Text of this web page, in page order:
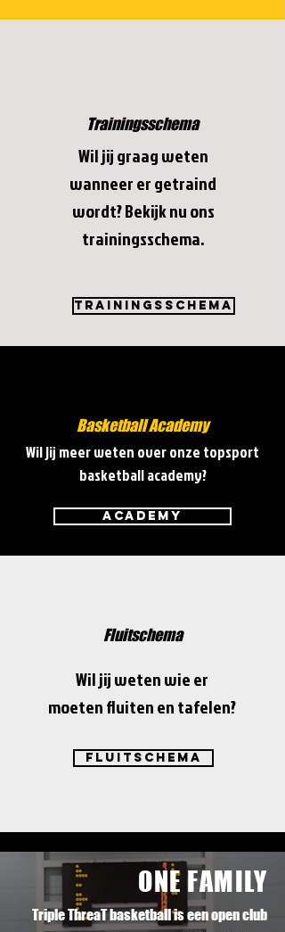
Trainingsschema
Wil jij graag weten
wanneer er getraind
wordt? Bekijk nu ons
trainingsschema.
Trainingsschema
Basketball Academy
Wil jij meer weten over onze topsport
basketball academy?
Academy
Fluitschema
Wil jij weten wie er
moeten fluiten en tafelen?
Fluitschema
ONE FAMILY
Triple ThreaT basketball is een open club